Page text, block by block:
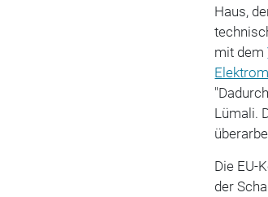
Haus,
mit dem
Lümali.
Die EU-
der